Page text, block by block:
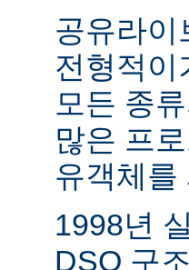
공유라이
전형적이
모든 종
많은 프
유객체를
1998년
DSO 구